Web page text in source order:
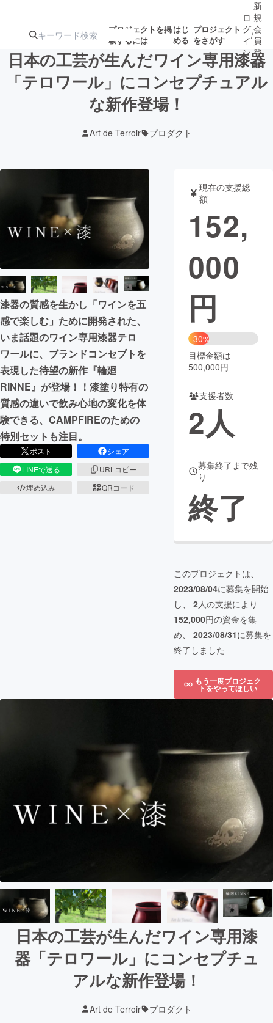
プロジェクトを掲
載するには
はじ
める
プロジェクト
をさがす
注目の新着プロ
ジェクト
募集終了が近いプ
テクノロジー・ガジェット
映像・映画 書籍・雑誌
ビジネス・起業 チャレンジ
まちづくり・地域活性化
CAMPFIRE for Social Good
CAMPFIRE Creation
CAMPFIREふるさと納税machi-ya コミュニティ
ロ
グ
イ
ン
/
新
規
会
員
登
録
日本の工芸が生んだワイン専用漆器
「テロワール」にコンセプチュアル
な新作登場！
Art de Terroir プロダクト
漆器の質感を生かし「ワインを五
感で楽しむ」ために開発された、
いま話題のワイン専用漆器テロ
ワールに、ブランドコンセプトを
表現した待望の新作『輪廻
RINNE』が登場！！漆塗り特有の
質感の違いで飲み心地の変化を体
験できる、CAMPFIREのための
特別セットも注目。
ポスト
シェア
LINEで送る
URLコピー
埋め込み
QRコード
現在の支援総
額
152,
000
円
30%
目標金額は
500,000円
支援者数
2人
募集終了まで残
り
終了
このプロジェクトは、
2023/08/04に募集を開始
し、 2人の支援により
152,000円の資金を集
め、 2023/08/31に募集を
終了しました
もう一度プロジェク
トをやってほしい
日本の工芸が生んだワイン専用漆
器「テロワール」にコンセプチュ
アルな新作登場！
Art de Terroir プロダクト